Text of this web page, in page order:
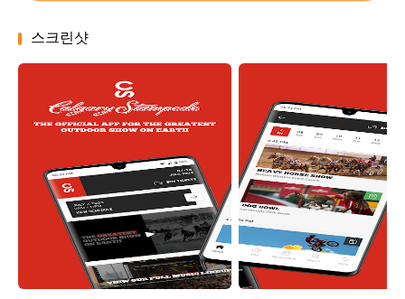
스크린샷